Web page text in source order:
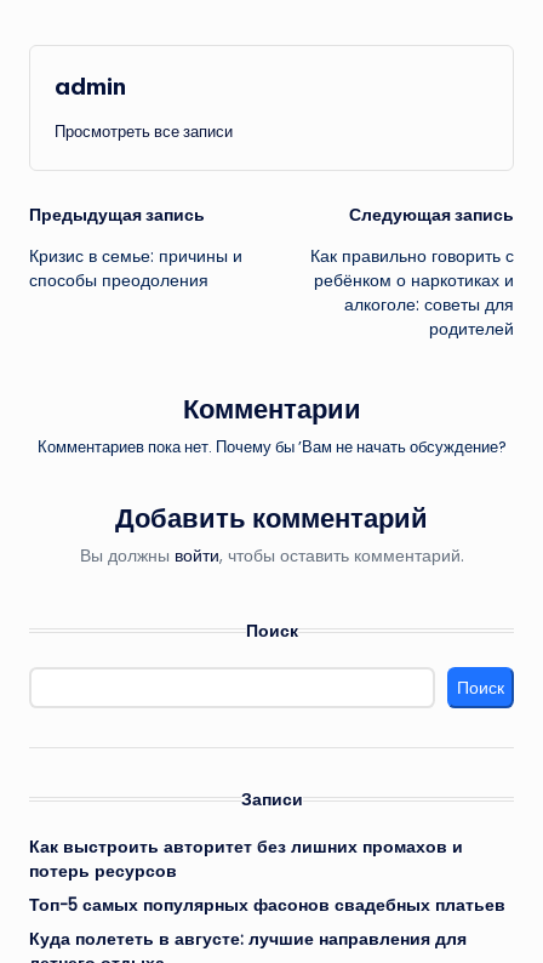
admin
Просмотреть все записи
Навигация
записи
Предыдущая запись
Кризис в семье: причины и
способы преодоления
Следующая запись
Как правильно говорить с
ребёнком о наркотиках и
алкоголе: советы для
родителей
Комментарии
Комментариев пока нет. Почему бы ’Вам не начать обсуждение?
Добавить комментарий
Вы должны войти, чтобы оставить комментарий.
Поиск
Поиск
Записи
Как выстроить авторитет без лишних промахов и
потерь ресурсов
Топ-5 самых популярных фасонов свадебных платьев
Куда полететь в августе: лучшие направления для